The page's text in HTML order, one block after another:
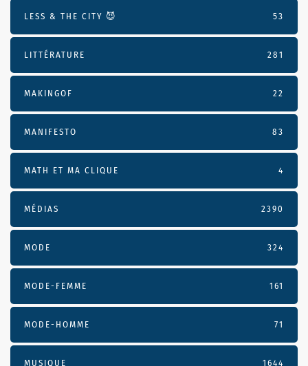
LESS & THE CITY 😈 53
LITTÉRATURE 281
MAKINGOF 22
MANIFESTO 83
MATH ET MA CLIQUE 4
MÉDIAS 2390
MODE 324
MODE-FEMME 161
MODE-HOMME 71
MUSIQUE 1644